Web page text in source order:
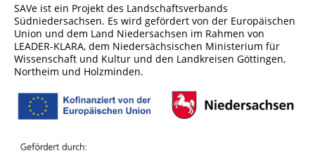
SAVe ist ein Projekt des Landschaftsverbands
Südniedersachsen. Es wird gefördert von der Europäischen
Union und dem Land Niedersachsen im Rahmen von
LEADER-KLARA, dem Niedersächsischen Ministerium für
Wissenschaft und Kultur und den Landkreisen Göttingen,
Northeim und Holzminden.